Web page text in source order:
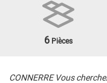
6 Pièces
CONNERRE Vous